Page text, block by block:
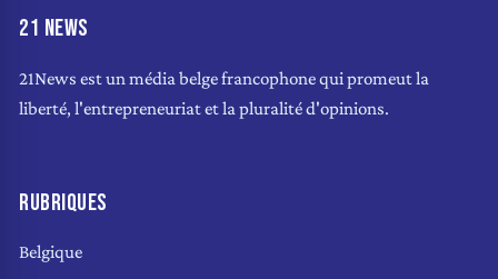
21 NEWS
21News est un média belge francophone qui promeut la
liberté, l'entrepreneuriat et la pluralité d'opinions.
RUBRIQUES
Belgique